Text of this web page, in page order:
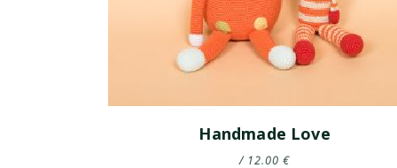
Handmade Love
€
12.00